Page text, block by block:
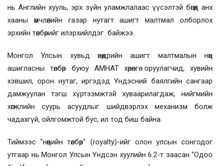
нь Английн хууль, эрх зүйн уламжлалаас үүсэлтэй бөгөөд анх
хааны өмчлөлийн газар нутагт ашигт малтмал олборлох
эрхийн төлбөрийг илэрхийлдэг байжээ.
Монгол Улсын хувьд өнөөдрийн ашигт малтмалын нөөц
ашигласны төлбөр буюу АМНАТ хөрөнгө оруулагчид, хувийн
хэвшил, орон нутаг, иргэдэд Үндэсний баялгийн сангаар
дамжуулан тэгш хүртээмжтэй хуваарилагдаж, нийгмийн
хөгжлийн суурь асуудлыг шийдвэрлэх механизм болж
чадахгүй, ойлгомжтой бус, ил тод биш байна.
Тиймээс "нөөцийн төлбөр" (royalty)-ийг олон улсын сонгодог
утгаар нь Монгол Улсын Үндсэн хуулийн 6.2-т заасан “Одоо